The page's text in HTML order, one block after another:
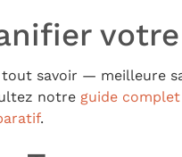
votre
tout savoir — meilleure
notre guide
.